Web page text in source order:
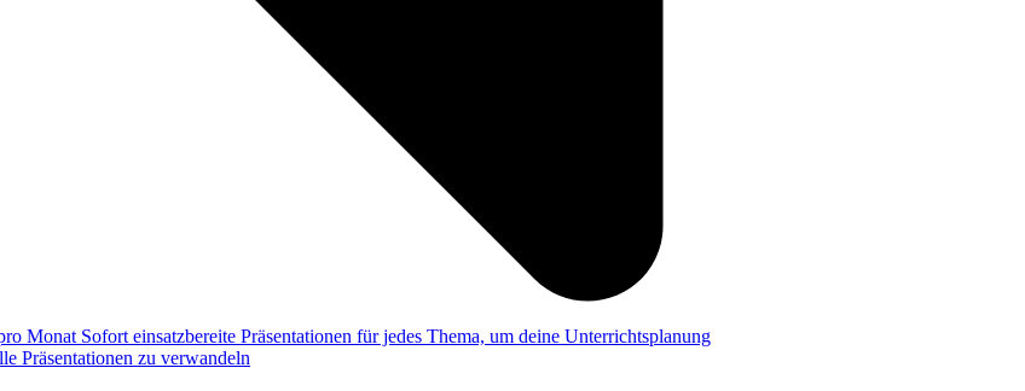
Monat Sofort einsatzbereite Präsentationen für jedes Thema, um deine Unterrichtsplanung
Präsentationen zu verwandeln